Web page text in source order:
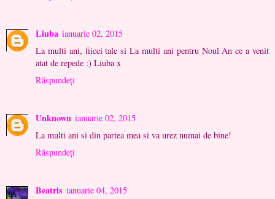
Liuba ianuarie 02, 2015
La multi ani, fiicei tale si La multi ani pentru Noul An ce a venit
atat de repede :) Liuba x
Răspundeți
Unknown ianuarie 02, 2015
La multi ani si din partea mea si va urez numai de bine!
Răspundeți
Beatris ianuarie 04, 2015